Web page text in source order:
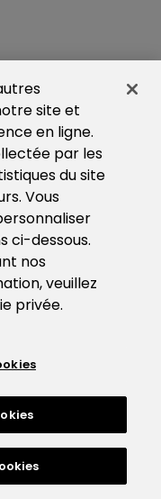
site et
en ligne.
par les
du site
Vous
ci-dessous.
nos
veuillez
privée.